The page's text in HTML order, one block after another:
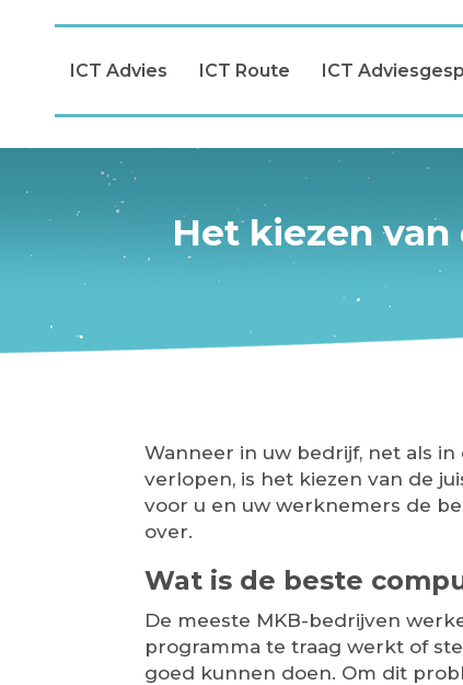
ICT Advies ICT Route ICT
Het kiezen
Wanneer in uw bedrijf, net als
verlopen, is het kiezen van de
voor u en uw werknemers de
over.
Wat is de beste
De meeste MKB-bedrijven
programma te traag werkt of
goed kunnen doen. Om dit